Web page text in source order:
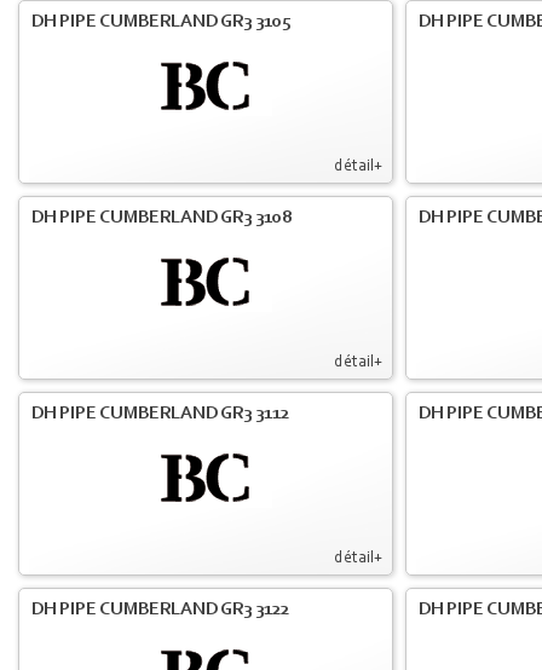
détail+
DH PIPE CUMBERLAND GR3 3105 DH PIPE
détail+
DH PIPE CUMBERLAND GR3 3108 DH PIPE
détail+
DH PIPE CUMBERLAND GR3 3112 DH PIPE
DH PIPE CUMBERLAND GR3 3122 DH PIPE